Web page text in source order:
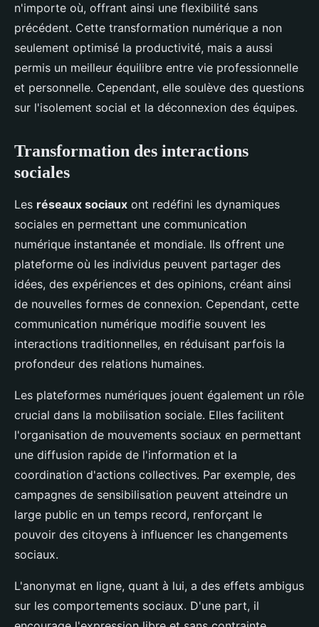
n'importe où, offrant ainsi une flexibilité sans
précédent. Cette transformation numérique a non
seulement optimisé la productivité, mais a aussi
permis un meilleur équilibre entre vie professionnelle
et personnelle. Cependant, elle soulève des questions
sur l'isolement social et la déconnexion des équipes.
Transformation des interactions
sociales
Les réseaux sociaux ont redéfini les dynamiques
sociales en permettant une communication
numérique instantanée et mondiale. Ils offrent une
plateforme où les individus peuvent partager des
idées, des expériences et des opinions, créant ainsi
de nouvelles formes de connexion. Cependant, cette
communication numérique modifie souvent les
interactions traditionnelles, en réduisant parfois la
profondeur des relations humaines.
Les plateformes numériques jouent également un rôle
crucial dans la mobilisation sociale. Elles facilitent
l'organisation de mouvements sociaux en permettant
une diffusion rapide de l'information et la
coordination d'actions collectives. Par exemple, des
campagnes de sensibilisation peuvent atteindre un
large public en un temps record, renforçant le
pouvoir des citoyens à influencer les changements
sociaux.
L'anonymat en ligne, quant à lui, a des effets ambigus
sur les comportements sociaux. D'une part, il